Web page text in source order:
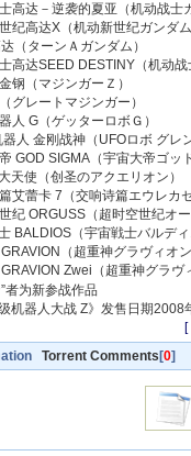
达－逆袭的夏亚（机动战士
高达X（机动新世纪ガンダ
ターンＡガンダム）
达SEED DESTINY（机动战
（マジンガーＺ）
レートマジンガー）
G（ゲッターロボＧ）
金刚战神（UFOロボ グレ
SIGMA（宇宙大帝ゴッ
使（创圣のアクエリオン）
蕾卡 7（交响诗篇エウレカ
ORGUSS（超时空世纪オー
（宇宙戦士バルディ
（超重神グラヴィオ
Zwei（超重神グラヴ
为新参战作品
器人大战 Z》发售日期2008
Torrent Comments [0]